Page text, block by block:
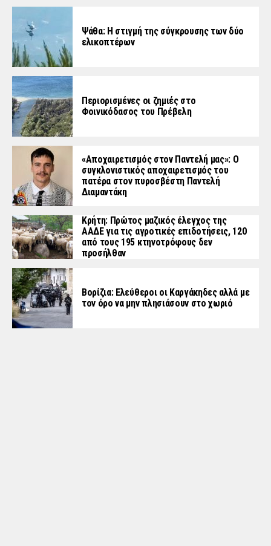
Ψάθα: Η στιγμή της σύγκρουσης των δύο
ελικοπτέρων
Περιορισμένες οι ζημιές στο
Φοινικόδασος του Πρέβελη
«Aποχαιρετισμός στον Παντελή μας»: Ο
συγκλονιστικός αποχαιρετισμός του
πατέρα στον πυροσβέστη Παντελή
Διαμαντάκη
Κρήτη: Πρώτος μαζικός έλεγχος της
ΑΑΔΕ για τις αγροτικές επιδοτήσεις, 120
από τους 195 κτηνοτρόφους δεν
προσήλθαν
Βορίζια: Ελεύθεροι οι Καργάκηδες αλλά με
τον όρο να μην πλησιάσουν στο χωριό